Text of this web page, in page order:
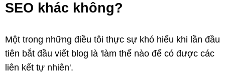
SEO khác không?
Một trong những điều tôi thực sự khó hiểu khi lần đầu
tiên bắt đầu viết blog là 'làm thế nào để có được các
liên kết tự nhiên'.